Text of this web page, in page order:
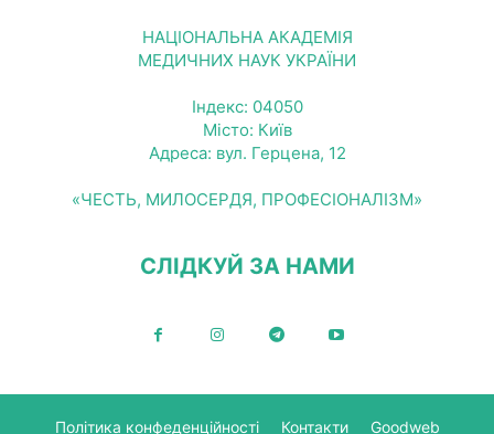
НАЦІОНАЛЬНА АКАДЕМІЯ
МЕДИЧНИХ НАУК УКРАЇНИ
Індекс: 04050
Місто: Київ
Адреса: вул. Герцена, 12
«ЧЕСТЬ, МИЛОСЕРДЯ, ПРОФЕСІОНАЛІЗМ»
СЛІДКУЙ ЗА НАМИ
Політика конфеденційності Контакти Goodweb